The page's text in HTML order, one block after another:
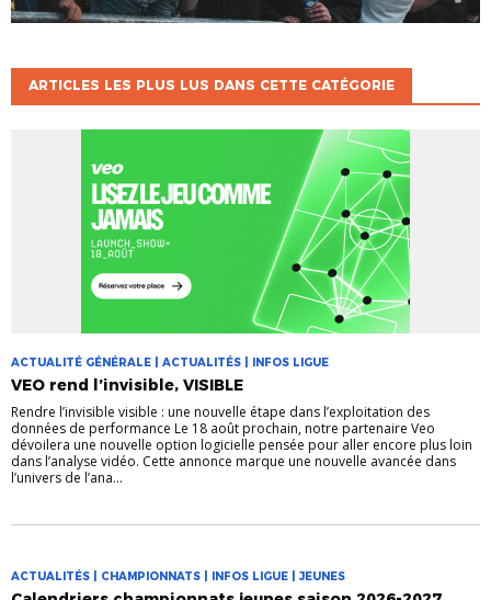
ARTICLES LES PLUS LUS DANS CETTE CATÉGORIE
ACTUALITÉ GÉNÉRALE | ACTUALITÉS | INFOS LIGUE
VEO rend l’invisible, VISIBLE
Rendre l’invisible visible : une nouvelle étape dans l’exploitation des
données de performance Le 18 août prochain, notre partenaire Veo
dévoilera une nouvelle option logicielle pensée pour aller encore plus loin
dans l’analyse vidéo. Cette annonce marque une nouvelle avancée dans
l’univers de l’ana...
ACTUALITÉS | CHAMPIONNATS | INFOS LIGUE | JEUNES